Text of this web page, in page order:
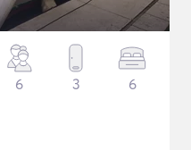
6 3 6